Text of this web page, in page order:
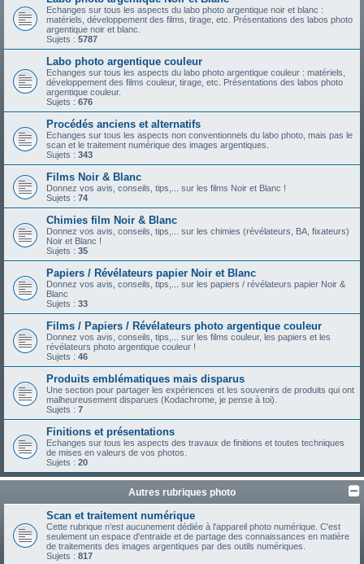
Echanges sur tous les aspects du labo photo argentique noir et blanc :
matériels, développement des films, tirage, etc. Présentations des labos photo
argentique noir et blanc.
Sujets : 5787
Labo photo argentique couleur
Echanges sur tous les aspects du labo photo argentique couleur : matériels,
développement des films couleur, tirage, etc. Présentations des labos photo
argentique couleur.
Sujets : 676
Procédés anciens et alternatifs
Echanges sur tous les aspects non conventionnels du labo photo, mais pas le
scan et le traitement numérique des images argentiques.
Sujets : 343
Films Noir & Blanc
Donnez vos avis, conseils, tips,... sur les films Noir et Blanc !
Sujets : 74
Chimies film Noir & Blanc
Donnez vos avis, conseils, tips,... sur les chimies (révélateurs, BA, fixateurs)
Noir et Blanc !
Sujets : 35
Papiers / Révélateurs papier Noir et Blanc
Donnez vos avis, conseils, tips,... sur les papiers / révélateurs papier Noir &
Blanc
Sujets : 33
Films / Papiers / Révélateurs photo argentique couleur
Donnez vos avis, conseils, tips,... sur les films couleur, les papiers et les
révélateurs photo argentique couleur !
Sujets : 46
Produits emblématiques mais disparus
Une section pour partager les expériences et les souvenirs de produits qui ont
malheureusement disparues (Kodachrome, je pense à toi).
Sujets : 7
Finitions et présentations
Echanges sur tous les aspects des travaux de finitions et toutes techniques
de mises en valeurs de vos photos.
Sujets : 20
Autres rubriques photo
Scan et traitement numérique
Cette rubrique n'est aucunement dédiée à l'appareil photo numérique. C'est
seulement un espace d'entraide et de partage des connaissances en matière
de traitements des images argentiques par des outils numériques.
Sujets : 817